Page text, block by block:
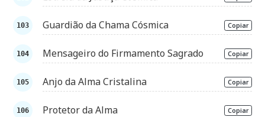
Guardião da Chama Cósmica Copiar
Mensageiro do Firmamento Sagrado Copiar
Anjo da Alma Cristalina Copiar
Protetor da Alma Copiar